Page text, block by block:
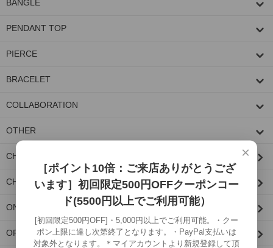
BANGLE
PENDANT TOP
PIERCE
BRACELET
COLLABORATION
OTHER
CHAIN PARTS/CUSTOM PARTS
CHAIN
ONE MAKE ITEM
OPTION
×
［ポイント10倍：ご来店ありがとうござ
います］初回限定500円OFFクーポンコー
ド(5500円以上でご利用可能）
[初回限定500円OFF]・5,000円以上でご利用可能。・クー
ポン上限に達し次第終了となります。・PayPal支払いは
対象外となります。＊マイアカウントより新規登録して頂